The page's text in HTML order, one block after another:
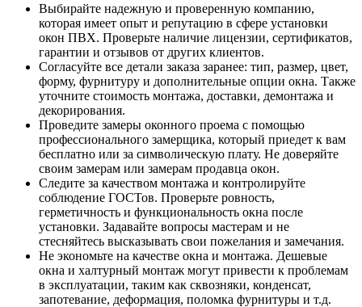
Выбирайте надежную и проверенную компанию,
которая имеет опыт и репутацию в сфере установки
окон ПВХ. Проверьте наличие лицензии, сертификатов,
гарантии и отзывов от других клиентов.
Согласуйте все детали заказа заранее: тип, размер, цвет,
форму, фурнитуру и дополнительные опции окна. Также
уточните стоимость монтажа, доставки, демонтажа и
декорирования.
Проведите замеры оконного проема с помощью
профессионального замерщика, который приедет к вам
бесплатно или за символическую плату. Не доверяйте
своим замерам или замерам продавца окон.
Следите за качеством монтажа и контролируйте
соблюдение ГОСТов. Проверьте ровность,
герметичность и функциональность окна после
установки. Задавайте вопросы мастерам и не
стесняйтесь высказывать свои пожелания и замечания.
Не экономьте на качестве окна и монтажа. Дешевые
окна и халтурный монтаж могут привести к проблемам
в эксплуатации, таким как сквозняки, конденсат,
запотевание, деформация, поломка фурнитуры и т.д.